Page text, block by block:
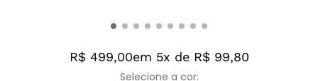
R$ 499,00em 5x de R$ 99,80